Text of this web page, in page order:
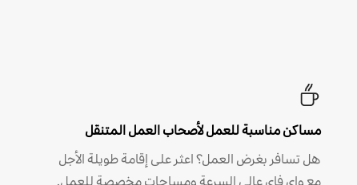
مساكن مناسبة للعمل لأصحاب العمل المتنقل
هل تسافر بغرض العمل؟ اعثر على إقامة طويلة الأجل
مع واي فاي عالي السرعة ومساحات مخصصة للعمل.